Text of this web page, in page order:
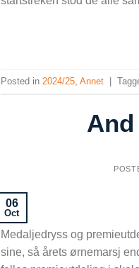
Posted in 2024/25 ,Annet |
06
Oct
Medaljedryss og
sine, så årets ørnemarsj